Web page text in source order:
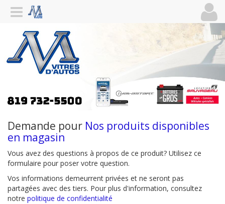
Demande pour Nos produits disponibles
en magasin
Vous avez des questions à propos de ce produit? Utilisez ce
formulaire pour poser votre question.
Vos informations demeurrent privées et ne seront pas
partagées avec des tiers. Pour plus d'information, consultez
notre politique de confidentialité